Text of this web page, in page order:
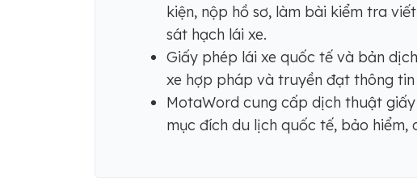
kiện, nộp hồ sơ, làm bài kiểm tra
sát hạch lái xe.
Giấy phép lái xe quốc tế và bản
xe hợp pháp và truyền đạt thông tin
MotaWord cung cấp dịch thuật
mục đích du lịch quốc tế, bảo hiểm,